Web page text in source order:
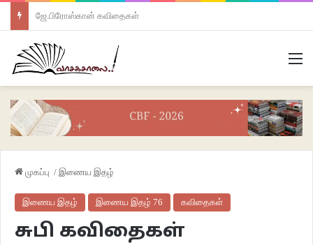
ஜே.பிரோஸ்கான் கவிதைகள்
முகப்பு / இணைய இதழ்
இணைய இதழ் இணைய இதழ் 76 கவிதைகள்
சுபி கவிதைகள்